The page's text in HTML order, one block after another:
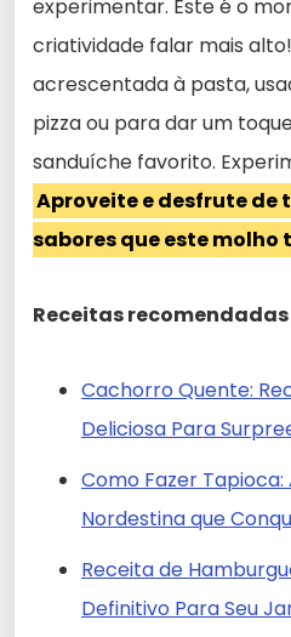
experimentar. Este é o
criatividade falar mais
acrescentada à pasta,
pizza ou para dar um
sanduíche favorito.
Aproveite e desfrute de
sabores que este molho
Receitas
Cachorro Quente:
Deliciosa Para
Como Fazer
Nordestina que
Receita de
Definitivo Para Seu